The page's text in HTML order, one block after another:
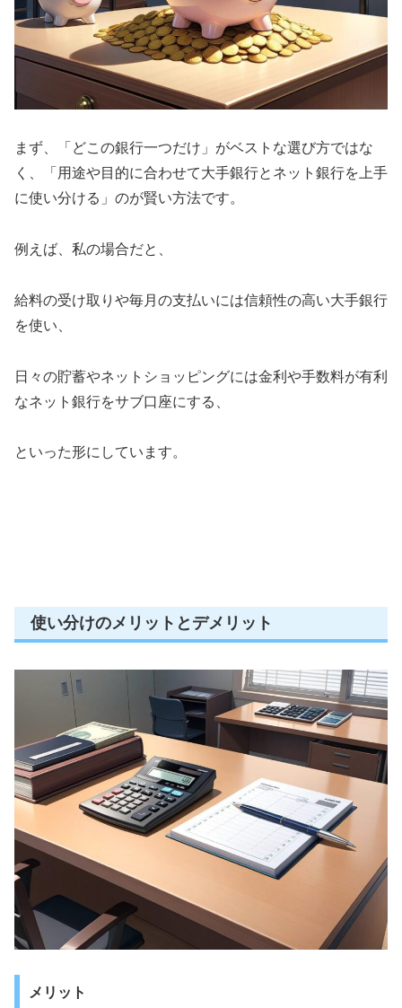
まず、「どこの銀行一つだけ」がベストな選び方ではな
く、「用途や目的に合わせて大手銀行とネット銀行を上手
に使い分ける」のが賢い方法です。
例えば、私の場合だと、
給料の受け取りや毎月の支払いには信頼性の高い大手銀行
を使い、
日々の貯蓄やネットショッピングには金利や手数料が有利
なネット銀行をサブ口座にする、
といった形にしています。
使い分けのメリットとデメリット
メリット